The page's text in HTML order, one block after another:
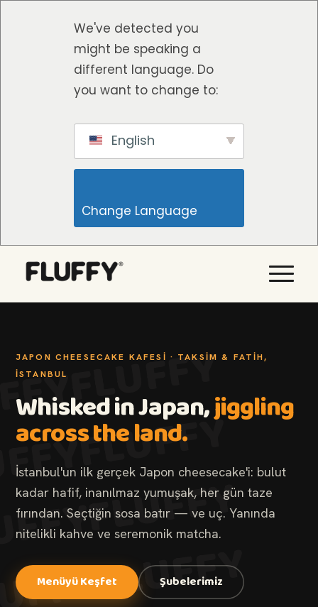
We've detected you
might be speaking a
different language. Do
you want to change to:
English
FLUFFY
FLUFFY
FLUFFY
FLUFFY
JAPON CHEESECAKE KAFESI · TAKSIM & FATIH,
İSTANBUL
Whisked in Japan,jiggling
across the land.
İstanbul'un ilk gerçek Japon cheesecake'i: bulut
kadar hafif, inanılmaz yumuşak, her gün taze
fırından. Seçtiğin sosa batır — ve uç. Yanında
nitelikli kahve ve seremonik matcha.
Menüyü Keşfet Şubelerimiz